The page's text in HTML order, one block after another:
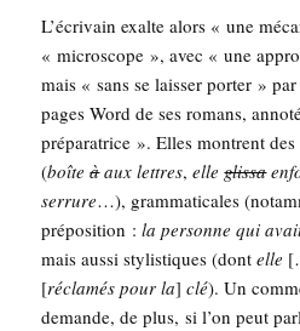
L’é­cri­vain exalte alors « une
« micro­scope », avec « une
mais « sans se lais­ser por­ter »
pages Word de ses romans,
pré­pa­ra­trice ». Elles montrent
(boîteàaux lettres,elleglis­sa
ser­rure…), gram­ma­ti­cales
pré­po­si­tion :la per­sonne qui
mais aus­si sty­lis­tiques (dontelle
[récla­més pour la] clé). Un
demande, de plus, si l’on peut